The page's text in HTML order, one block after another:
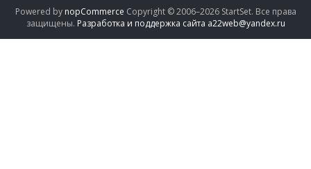
Powered by nopCommerce Copyright © 2006–2026 StartSet. Все права
защищены. Разработка и поддержка сайта a22web@yandex.ru